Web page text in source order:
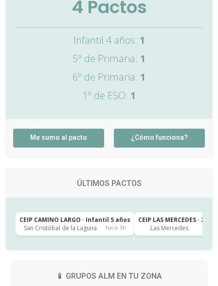
4 Pactos
Infantil 4 años: 1
5º de Primaria: 1
6º de Primaria: 1
1º de ESO: 1
Me sumo al pacto ¿Cómo funciona?
ÚLTIMOS PACTOS
CEIP CAMINO LARGO · Infantil 5 años
San Cristóbal de la Laguna
hace 3h
CEIP LAS MERCEDES · 2º
Las Mercedes
📱 GRUPOS ALM EN TU ZONA